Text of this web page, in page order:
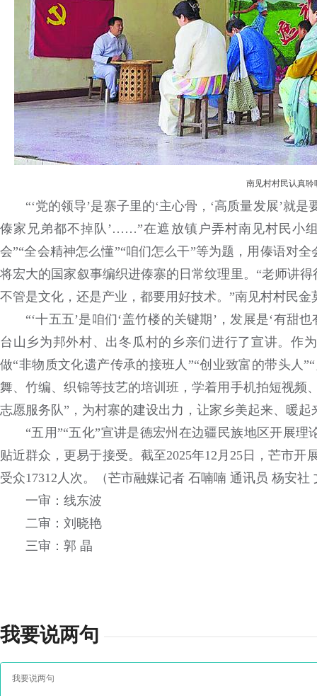
南见村村民认真聆
“‘党的领导’是寨子里的‘主心骨，‘高质量发展’就是
傣家兄弟都不掉队’……”在遮放镇户弄村南见村民小
会”“全会精神怎么懂”“咱们怎么干”等为题，用傣语对
将宏大的国家叙事编织进傣寨的日常纹理里。“老师讲
不管是文化，还是产业，都要用好技术。”南见村村民金
“‘十五五’是咱们‘盖竹楼的关键期’，发展是‘有甜
台山乡为邦外村、出冬瓜村的乡亲们进行了宣讲。作
做“非物质文化遗产传承的接班人”“创业致富的带头人
舞、竹编、织锦等技艺的培训班，学着用手机拍短视频
志愿服务队”，为村寨的建设出力，让家乡美起来、暖起
“五用”“五化”宣讲是德宏州在边疆民族地区开展
贴近群众，更易于接受。截至2025年12月25日，芒市
受众17312人次。（芒市融媒记者 石喃喃 通讯员 杨安社
一审：线东波
二审：刘晓艳
三审：郭 晶
我要说两句